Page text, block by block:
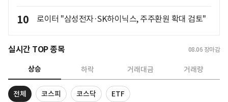
10 로이터 "삼성전자·SK하이닉스, 주주환원 확대 검토"
실시간 TOP 종목 08.06 장마감
상승 하락 거래대금 거래량
전체 코스피 코스닥 ETF